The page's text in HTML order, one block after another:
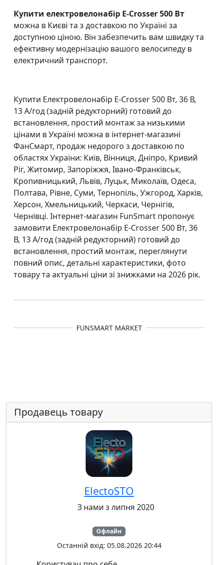
Купити електровелонабір E-Crosser 500 Вт
можна в Києві та з доставкою по Україні за
доступною ціною. Він забезпечить вам швидку та
ефективну модернізацію вашого велосипеду в
електричний транспорт.
Купити Електровелонабір E-Crosser 500 Вт, 36 В,
13 А/год (задній редукторний) готовий до
встановлення, простий монтажза низькими
цінами в Україні можна в інтернет-магазині
ФанСмарт, продаж недорого з доставкою по
областях України: Київ, Вінниця, Дніпро, Кривий
Ріг, Житомир, Запоріжжя, Івано-Франківськ,
Кропивницький, Львів, Луцьк, Миколаїв, Одеса,
Полтава, Рівне, Суми, Тернопіль, Ужгород, Харків,
Херсон, Хмельницький, Черкаси, Чернігів,
Чернівці. Інтернет-магазин FunSmart пропонує
замовити Електровелонабір E-Crosser 500 Вт, 36
В, 13 А/год (задній редукторний) готовий до
встановлення, простий монтаж, переглянути
повний опис, детальні характеристики, фото
товару та актуальні ціни зі знижками на 2026 рік.
FUNSMART MARKET
Продавець товару
ElectoSTO
З нами з липня 2020
Офлайн
Останній вхід: 05.08.2026 20:44